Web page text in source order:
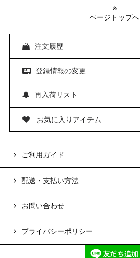
ページトップへ
注文履歴
登録情報の変更
再入荷リスト
お気に入りアイテム
ご利用ガイド
配送・支払い方法
お問い合わせ
プライバシーポリシー